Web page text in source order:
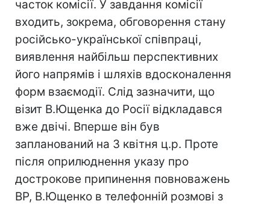
часток комісії. У завдання комісії
входить, зокрема, обговорення стану
російсько-української співпраці,
виявлення найбільш перспективних
його напрямів і шляхів вдосконалення
форм взаємодії. Слід зазначити, що
візит В.Ющенка до Росії відкладався
вже двічі. Вперше він був
запланований на 3 квітня ц.р. Проте
після оприлюднення указу про
дострокове припинення повноважень
ВР, В.Ющенко в телефонній розмові з